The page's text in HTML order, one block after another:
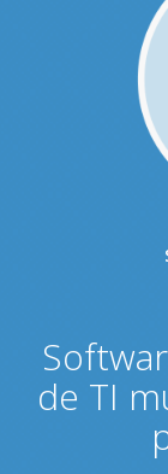
de TI